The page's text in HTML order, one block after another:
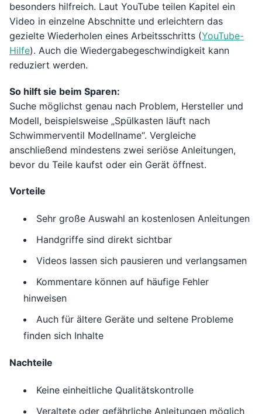
besonders hilfreich. Laut YouTube teilen Kapitel ein
Video in einzelne Abschnitte und erleichtern das
gezielte Wiederholen eines Arbeitsschritts (YouTube-
Hilfe). Auch die Wiedergabegeschwindigkeit kann
reduziert werden.
So hilft sie beim Sparen:
Suche möglichst genau nach Problem, Hersteller und
Modell, beispielsweise „Spülkasten läuft nach
Schwimmerventil Modellname“. Vergleiche
anschließend mindestens zwei seriöse Anleitungen,
bevor du Teile kaufst oder ein Gerät öffnest.
Vorteile
Sehr große Auswahl an kostenlosen Anleitungen
Handgriffe sind direkt sichtbar
Videos lassen sich pausieren und verlangsamen
Kommentare können auf häufige Fehler
hinweisen
Auch für ältere Geräte und seltene Probleme
finden sich Inhalte
Nachteile
Keine einheitliche Qualitätskontrolle
Veraltete oder gefährliche Anleitungen möglich